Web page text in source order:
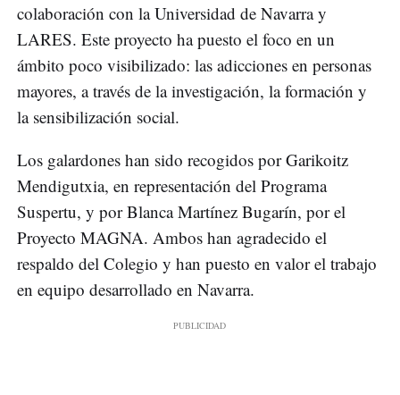
colaboración con la Universidad de Navarra y
LARES. Este proyecto ha puesto el foco en un
ámbito poco visibilizado: las adicciones en personas
mayores, a través de la investigación, la formación y
la sensibilización social.
Los galardones han sido recogidos por Garikoitz
Mendigutxia, en representación del Programa
Suspertu, y por Blanca Martínez Bugarín, por el
Proyecto MAGNA. Ambos han agradecido el
respaldo del Colegio y han puesto en valor el trabajo
en equipo desarrollado en Navarra.